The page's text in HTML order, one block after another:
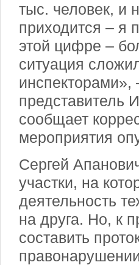
тыс. человек, и
приходится – я
этой цифре –
ситуация
представитель
сообщает
мероприятия
Сергей
участки, на
деятельность
на друга. Но, к
составить